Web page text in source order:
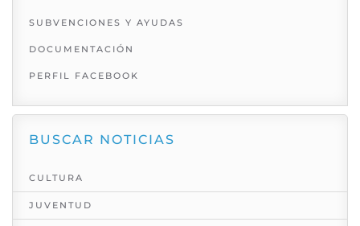
SUBVENCIONES Y AYUDAS
DOCUMENTACIÓN
PERFIL FACEBOOK
BUSCAR NOTICIAS
CULTURA
JUVENTUD